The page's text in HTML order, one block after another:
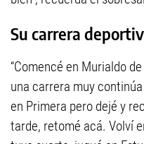
Su carrera
“Comencé en Murialdo
una carrera muy
en Primera pero dejé y
tarde, retomé acá. Volví